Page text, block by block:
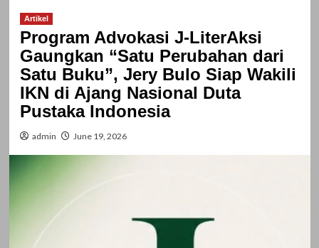
Artikel
Program Advokasi J-LiterAksi
Gaungkan “Satu Perubahan dari
Satu Buku”, Jery Bulo Siap Wakili
IKN di Ajang Nasional Duta
Pustaka Indonesia
admin June 19, 2026